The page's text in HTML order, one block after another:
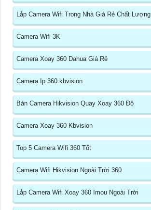
Lắp Camera Wifi Trong Nhà Giá Rẻ Chất Lượng
Camera Wifi 3K
Camera Xoay 360 Dahua Giá Rẻ
Camera Ip 360 kbvision
Bán Camera Hikvision Quay Xoay 360 Độ
Camera Xoay 360 Kbvision
Top 5 Camera Wifi 360 Tốt
Camera Wifi Hikvision Ngoài Trời 360
Lắp Camera Wifi Xoay 360 Imou Ngoài Trời